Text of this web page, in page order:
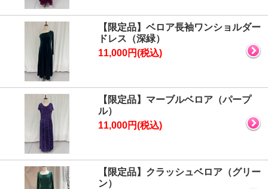
【限定品】ベロア長袖ワンショルダー
ドレス（深緑）
11,000円(税込)
【限定品】マーブルベロア（パープ
ル）
11,000円(税込)
【限定品】クラッシュベロア（グリー
ン）